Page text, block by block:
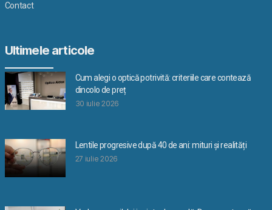
Contact
Ultimele articole
Cum alegi o optică potrivită: criteriile care contează
dincolo de preț
30 iulie 2026
Lentile progresive după 40 de ani: mituri și realități
27 iulie 2026